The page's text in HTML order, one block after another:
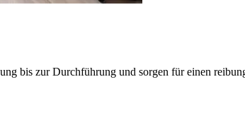
bis zur Durchführung und sorgen für einen